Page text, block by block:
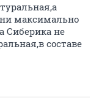
максимально
Сиберика не
составе